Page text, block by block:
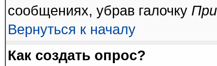
сообщениях, убрав галочку
Вернуться к началу
Как создать опрос?